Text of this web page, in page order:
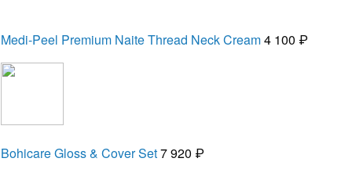
Medi-Peel Premium Naite Thread Neck Cream4 100 ₽
Bohicare Gloss & Cover Set7 920 ₽